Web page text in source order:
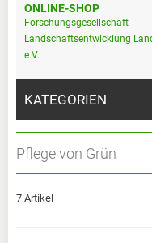
ONLINE-SHOP
Forschungsgesellschaft
Landschaftsentwicklung
e.V.
KATEGORIEN
Pflege von Grün
7 Artikel